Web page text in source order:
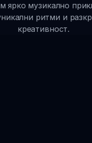
ярко музикално
ритми и
креативност.